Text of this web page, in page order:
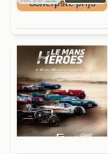
Scherpste prijs